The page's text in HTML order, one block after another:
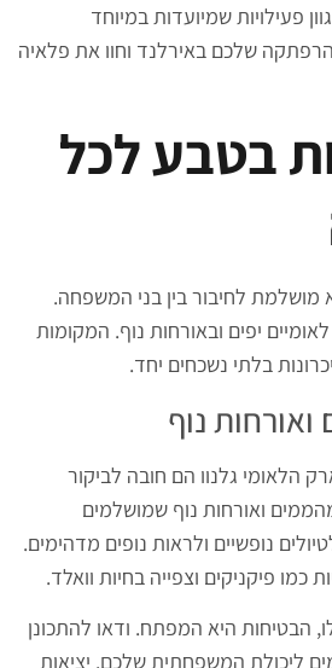
פעילויות שמיועדות במיוחד
שלכם באירלנד וחוו את פלאיה
בטבע לכל
לחיבור בין בני המשפחה.
יפים ובאורחות נוף. המקומות
בלתי נשכחים יחד.
נוף
הלאומי גלנוו הם חובה לביקור
ואורחות נוף שמושלמים
נופשיים ולראות נופים מדהימים.
כמו פיקניקים וצפייה בחיות וואלד.
הבטיחות היא המפתח. ודאו להתכונן
ליכולת המשפחתית שלכם. יציאות